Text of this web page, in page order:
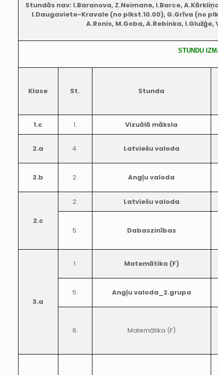
Stundās nav: I.Baranova, Z.Neimane, I.Barce,
I.Daugaviete-Kravale (no plkst.10.00), G.Grīva (no
A.Ronis, M.Goba, A.Rebinka,
STUNDU
Klase St. Stunda
1.c 1. Vizuālā māksla
2.a 4. Latviešu valoda
2.b 2. Angļu valoda
2.c
2. Latviešu valoda
5. Dabaszinības
3.a
1. Matemātika (F)
5. Angļu valoda_2.grupa
6. Matemātika (F)